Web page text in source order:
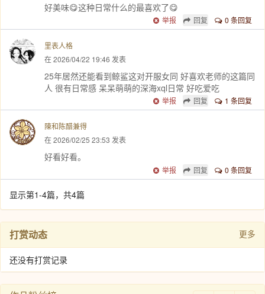
好美味😋这种日常什么的最喜欢了😋
0 条回复
回复
举报
里表人格
在 2026/04/22 19:46 发表
25年居然还能看到鲸鲨这对开服女同 好喜欢老师的这篇同
人 很有日常感 呆呆萌萌的深海xql日常 好吃爱吃
1 条回复
回复
举报
陳和陈醋兼得
在 2026/02/25 23:53 发表
好看好看。
0 条回复
回复
举报
显示第1-4篇，共4篇
打赏动态 更多
还没有打赏记录